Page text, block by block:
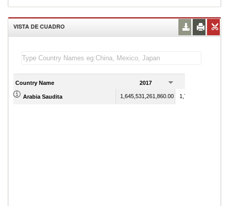
VISTA DE CUADRO
Country Name 2017
Arabia Saudita 1,645,531,261,860.00